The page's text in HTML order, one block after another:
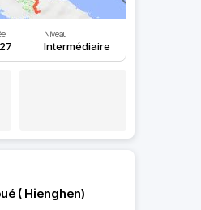
Niveau
Intermédiaire
( Hienghen)